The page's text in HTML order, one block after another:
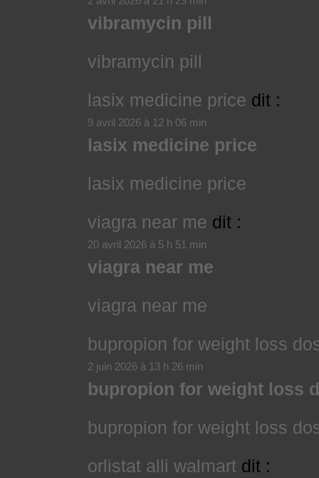
vibramycin pill
vibramycin pill
lasix medicine price dit :
9 avril 2026 à 12 h 06 min
lasix medicine price
lasix medicine price
viagra near me dit :
20 avril 2026 à 5 h 51 min
viagra near me
viagra near me
bupropion for weight loss
2 juin 2026 à 13 h 26 min
bupropion for weight loss
bupropion for weight loss
orlistat alli walmart dit :